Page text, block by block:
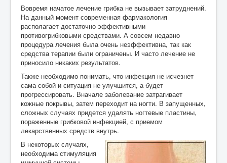
Вовремя начатое лечение грибка не вызывает затруднений.
На данный момент современная фармакология
располагает достаточно эффективными
противогрибковыми средствами. А совсем недавно
процедура лечения была очень неэффективна, так как
средства терапии были ограничены. И часто лечение не
приносило никаких результатов.
Также необходимо понимать, что инфекция не исчезнет
сама собой и ситуация не улучшится, а будет
прогрессировать. Вначале заболевание затрагивает
кожные покрывы, затем переходит на ногти. В запущенных,
сложных случаях придется удалять ногтевые пластины,
пораженные грибковой инфекцией, с приемом
лекарственных средств внутрь.
В некоторых случаях,
необходима стимуляция